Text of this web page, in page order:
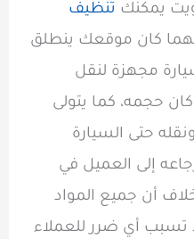
يمكنك تنظيف
كان موقعك ينطلق
مجهزة لنقل
حجمه، كما يتولى
حتى السيارة
إلى العميل في
أن جميع المواد
تسبب أي ضرر للعملاء